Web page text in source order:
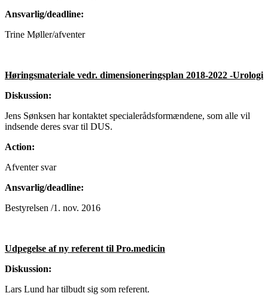
Ansvarlig/deadline:
Trine Møller/afventer
Høringsmateriale vedr. dimensioneringsplan 2018-2022 -Urologi
Diskussion:
Jens Sønksen har kontaktet specialerådsformændene, som alle vil
indsende deres svar til DUS.
Action:
Afventer svar
Ansvarlig/deadline:
Bestyrelsen /1. nov. 2016
Udpegelse af ny referent til Pro.medicin
Diskussion:
Lars Lund har tilbudt sig som referent.